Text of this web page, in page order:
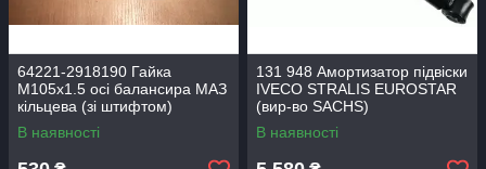
64221-2918190 Гайка
М105х1.5 осі балансира МАЗ
кільцева (зі штифтом)
В наявності
131 948 Амортизатор підвіски
IVECO STRALIS EUROSTAR
(вир-во SACHS)
В наявності